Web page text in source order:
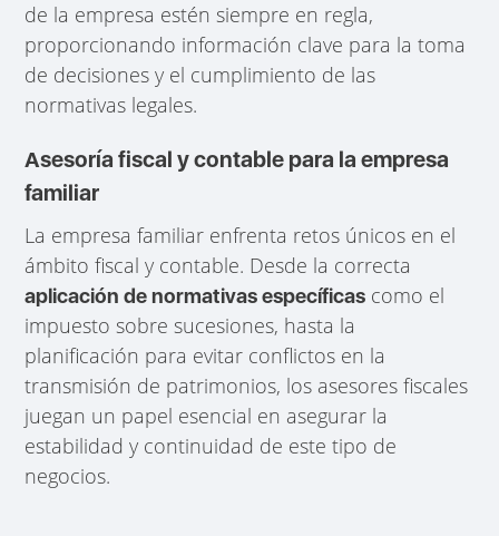
de la empresa estén siempre en regla,
proporcionando información clave para la toma
de decisiones y el cumplimiento de las
normativas legales.
Asesoría fiscal y contable para la empresa
familiar
La empresa familiar enfrenta retos únicos en el
ámbito fiscal y contable. Desde la correcta
aplicación de normativas específicas como el
impuesto sobre sucesiones, hasta la
planificación para evitar conflictos en la
transmisión de patrimonios, los asesores fiscales
juegan un papel esencial en asegurar la
estabilidad y continuidad de este tipo de
negocios.